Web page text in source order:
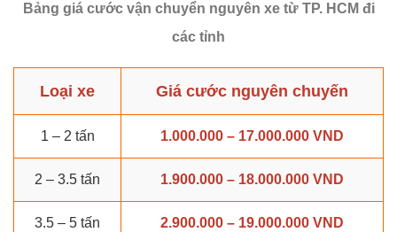
Bảng giá cước vận chuyển nguyên xe từ TP. HCM đi
các tỉnh
Loại xe Giá cước nguyên chuyến
1 – 2 tấn 1.000.000 – 17.000.000 VND
2 – 3.5 tấn 1.900.000 – 18.000.000 VND
3.5 – 5 tấn 2.900.000 – 19.000.000 VND